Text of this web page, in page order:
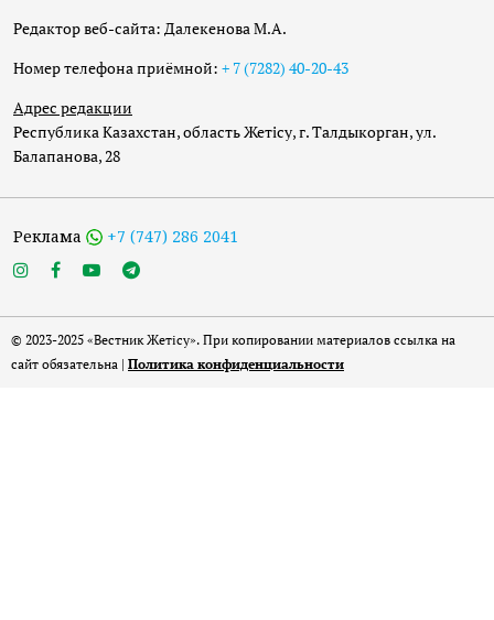
Редактор веб-сайта: Далекенова М.А.
Номер телефона приёмной: + 7 (7282) 40-20-43
Адрес редакции
Республика Казахстан, область Жетісу, г. Талдыкорган, ул.
Балапанова, 28
Реклама +7 (747) 286 2041
© 2023-2025 «Вестник Жетісу». При копировании материалов ссылка на
сайт обязательна | Политика конфиденциальности